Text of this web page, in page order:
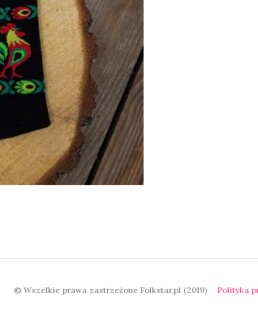
© Wszelkie prawa zastrzeżone Folkstar.pl (2019) Polityka